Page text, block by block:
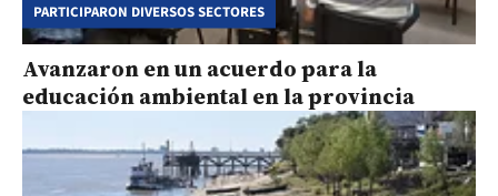
PARTICIPARON DIVERSOS SECTORES
Avanzaron en un acuerdo para la
educación ambiental en la provincia